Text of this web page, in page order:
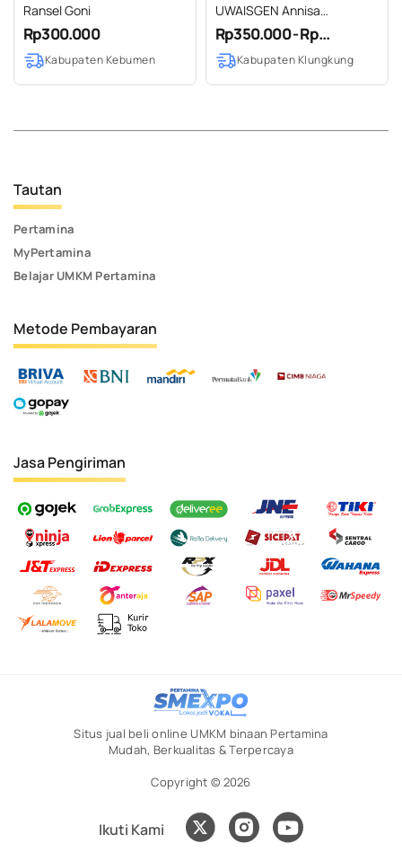
Ransel Goni
Rp300.000
Kabupaten Kebumen
UWAISGEN Annisa
Pouchbag Tali Goni Blanket
Etnik Bali Handmade
Rp350.000 - Rp...
Kabupaten Klungkung
Tautan
Pertamina
MyPertamina
Belajar UMKM Pertamina
Metode Pembayaran
Jasa Pengiriman
Situs jual beli online UMKM binaan Pertamina
Mudah, Berkualitas & Terpercaya
Copyright © 2026
Ikuti Kami